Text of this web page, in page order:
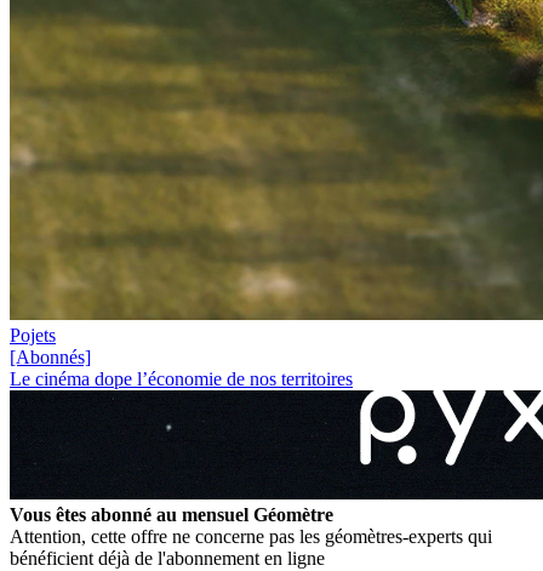
Pojets
[Abonnés]
Le cinéma dope l’économie de nos territoires
Vous êtes abonné au mensuel Géomètre
Attention, cette offre ne concerne pas les géomètres-experts qui
bénéficient déjà de l'abonnement en ligne